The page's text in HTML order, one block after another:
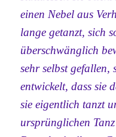
einen Nebel aus
lange getanzt, sich
überschwänglich
sehr selbst gefallen,
entwickelt, dass sie
sie eigentlich tanzt
ursprünglichen